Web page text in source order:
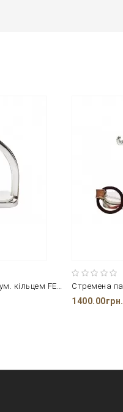
Стремена пара з гум. кільцем FEELING
1400.00грн.